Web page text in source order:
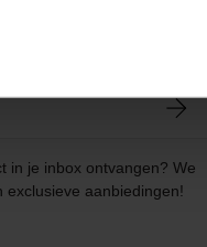
in je inbox ontvangen? We
exclusieve aanbiedingen!